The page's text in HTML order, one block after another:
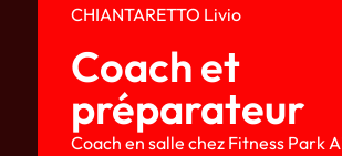
CHIANTARETTO Livio
Coach et
préparateur
Coach en salle chez Fitness Park